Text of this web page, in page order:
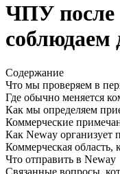
ЧПУ после
соблюдаем
Содержание
Что мы проверяем в
Где обычно меняется
Как мы определяем
Коммерческие
Как Neway организует
Коммерческая
Что отправить в Neway
Связанные вопросы,